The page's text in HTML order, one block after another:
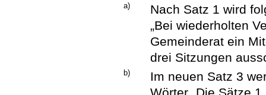
a)
Nach Satz 1 wird
„Bei wiederholten
Gemeinderat ein
drei Sitzungen
b)
Im neuen Satz 3